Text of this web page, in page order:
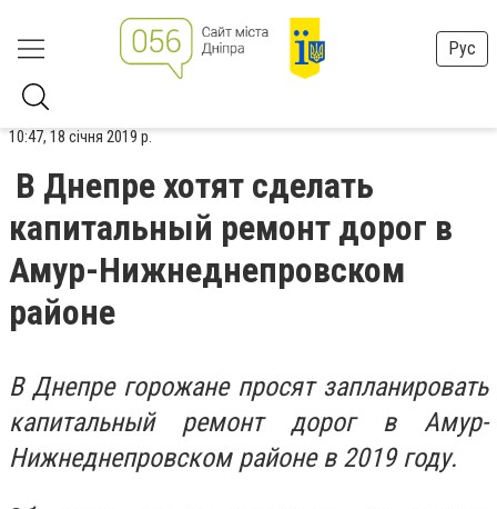
Рус
10:47, 18 січня 2019 р.
В Днепре хотят сделать
капитальный ремонт дорог в
Амур-Нижнеднепровском
районе
В Днепре горожане просят запланировать
капитальный ремонт дорог в Амур-
Нижнеднепровском районе в 2019 году.